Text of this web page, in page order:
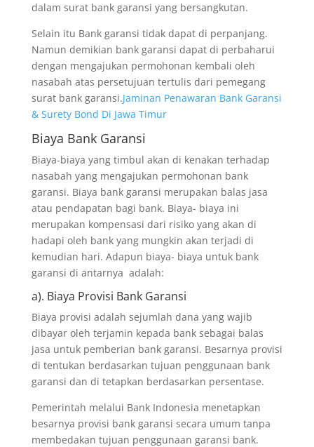
dalam surat bank garansi yang bersangkutan.
Selain itu Bank garansi tidak dapat di perpanjang.
Namun demikian bank garansi dapat di perbaharui
dengan mengajukan permohonan kembali oleh
nasabah atas persetujuan tertulis dari pemegang
surat bank garansi.Jaminan Penawaran Bank Garansi
& Surety Bond Di Jawa Timur
Biaya Bank Garansi
Biaya-biaya yang timbul akan di kenakan terhadap
nasabah yang mengajukan permohonan bank
garansi. Biaya bank garansi merupakan balas jasa
atau pendapatan bagi bank. Biaya- biaya ini
merupakan kompensasi dari risiko yang akan di
hadapi oleh bank yang mungkin akan terjadi di
kemudian hari. Adapun biaya- biaya untuk bank
garansi di antarnya adalah:
a). Biaya Provisi Bank Garansi
Biaya provisi adalah sejumlah dana yang wajib
dibayar oleh terjamin kepada bank sebagai balas
jasa untuk pemberian bank garansi. Besarnya provisi
di tentukan berdasarkan tujuan penggunaan bank
garansi dan di tetapkan berdasarkan persentase.
Pemerintah melalui Bank Indonesia menetapkan
besarnya provisi bank garansi secara umum tanpa
membedakan tujuan penggunaan garansi bank.